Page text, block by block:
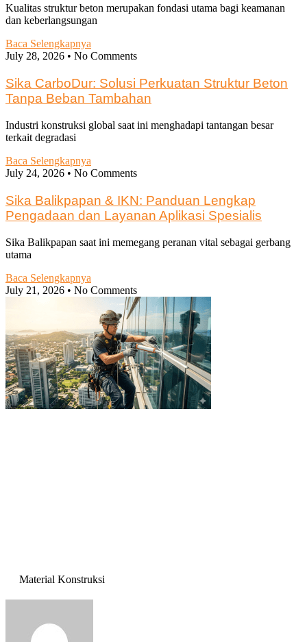
Kualitas struktur beton merupakan fondasi utama bagi keamanan
dan keberlangsungan
Baca Selengkapnya
July 28, 2026
No Comments
Sika CarboDur: Solusi Perkuatan Struktur Beton
Tanpa Beban Tambahan
Industri konstruksi global saat ini menghadapi tantangan besar
terkait degradasi
Baca Selengkapnya
July 24, 2026
No Comments
Sika Balikpapan & IKN: Panduan Lengkap
Pengadaan dan Layanan Aplikasi Spesialis
Sika Balikpapan saat ini memegang peranan vital sebagai gerbang
utama
Baca Selengkapnya
July 21, 2026
No Comments
Material Konstruksi